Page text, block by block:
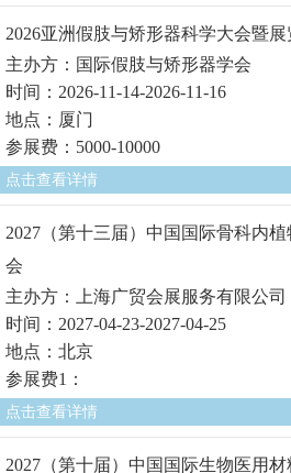
2026亚洲假肢与矫形器科学大会暨展
主办方：国际假肢与矫形器学会
时间：2026-11-14-2026-11-16
地点：厦门
参展费：5000-10000
点击查看详情
2027（第十三届）中国国际骨科内
会
主办方：上海广贸会展服务有限公司
时间：2027-04-23-2027-04-25
地点：北京
参展费1：
点击查看详情
2027（第十届）中国国际生物医用